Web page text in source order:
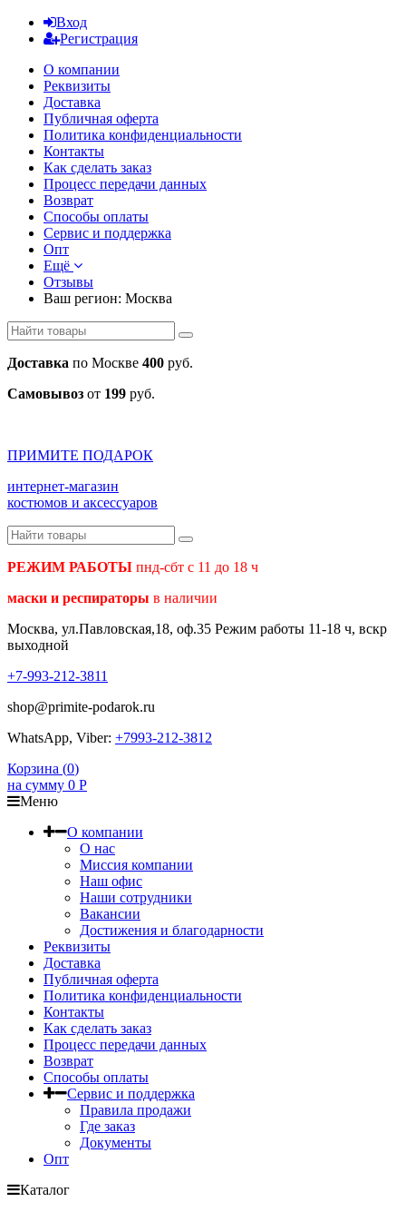
Вход
Регистрация
О компании
Реквизиты
Доставка
Публичная оферта
Политика конфиденциальности
Контакты
Как сделать заказ
Процесс передачи данных
Возврат
Способы оплаты
Сервис и поддержка
Опт
Ещё
Отзывы
Ваш регион: Москва
Доставка по Москве 400 руб.
Самовывоз от 199 руб.
ПРИМИТЕ ПОДАРОК
интернет-магазин
костюмов и аксессуаров
РЕЖИМ РАБОТЫ пнд-сбт с 11 до 18 ч
маски и респираторы в наличии
Москва, ул.Павловская,18, оф.35 Режим работы 11-18 ч, вскр
выходной
+7-993-212-3811
shop@primite-podarok.ru
WhatsApp, Viber: +7993-212-3812
Корзина (0)
на сумму 0 Р
Меню
О компании
О нас
Миссия компании
Наш офис
Наши сотрудники
Вакансии
Достижения и благодарности
Реквизиты
Доставка
Публичная оферта
Политика конфиденциальности
Контакты
Как сделать заказ
Процесс передачи данных
Возврат
Способы оплаты
Сервис и поддержка
Правила продажи
Где заказ
Документы
Опт
Каталог